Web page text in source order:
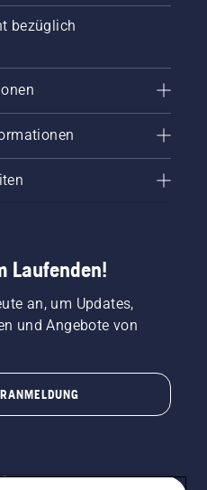
bezüglich
Laufenden!
an, um Updates,
und Angebote von